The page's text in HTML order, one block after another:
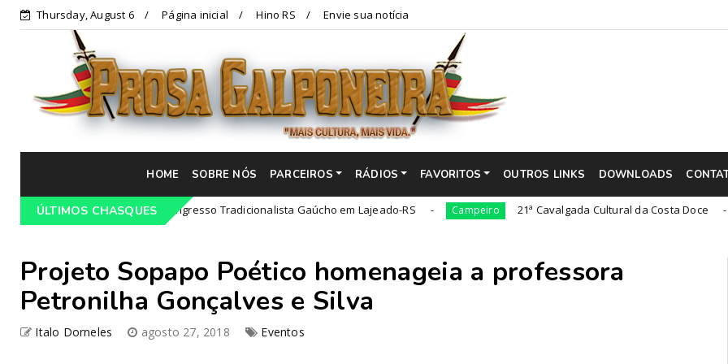
Thursday, August 6 Página inicial Hino RS Envie sua notícia
HOME SOBRE NÓS PARCEIROS RÁDIOS FAVORITOS OUTROS LINKS DOWNLOADS
ÚLTIMOS CHASQUES
Programação do 68º Congresso Tradicionalista Gaúcho em Lajeado-RS Campeiro 21ª Cavalgada Cultural da Costa Doce
Projeto Sopapo Poético homenageia a professora
Petronilha Gonçalves e Silva
Italo Dorneles agosto 27, 2018 Eventos